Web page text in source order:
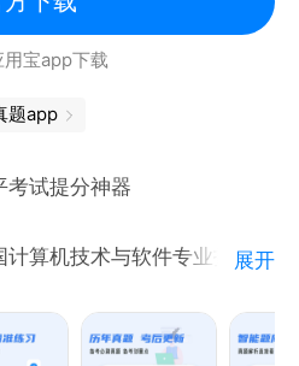
监理师、软件评测师、网络
师、电子商务设计师、嵌入式
理工程师、信息安全工程师；
息处理技术员、程序员。
用宝app下载
题app
试提分神器
算机技术与软件专业技术资
个科目的备考难、资料乱
展开